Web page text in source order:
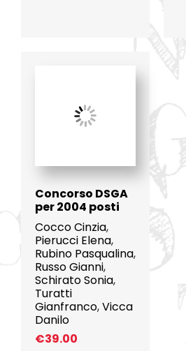
Concorso DSGA
per 2004 posti
Cocco Cinzia,
Pierucci Elena,
Rubino Pasqualina,
Russo Gianni,
Schirato Sonia,
Turatti
Gianfranco,Vicca
Danilo
€39.00